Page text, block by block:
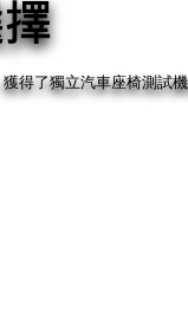
得了獨立汽車座椅測試